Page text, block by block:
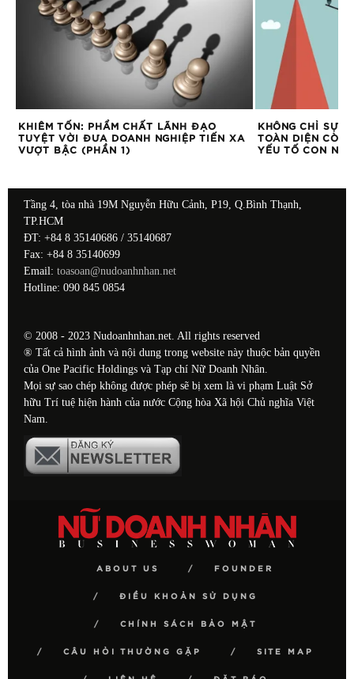
KHIÊM TỐN: PHẨM CHẤT LÃNH ĐẠO
TUYỆT VỜI ĐƯA DOANH NGHIỆP TIẾN XA
VƯỢT BẬC (PHẦN 1)
KHÔNG CHỈ SỰ
TOÀN DIỆN CÒN
YẾU TỐ CON
Tầng 4, tòa nhà 19M Nguyễn Hữu Cảnh, P19, Q.Bình Thạnh,
TP.HCM
ĐT: +84 8 35140686 / 35140687
Fax: +84 8 35140699
Email: toasoan@nudoanhnhan.net
Hotline: 090 845 0854
© 2008 - 2023 Nudoanhnhan.net. All rights reserved
® Tất cả hình ảnh và nội dung trong website này thuộc bản quyền
của One Pacific Holdings và Tạp chí Nữ Doanh Nhân.
Mọi sự sao chép không được phép sẽ bị xem là vi phạm Luật Sở
hữu Trí tuệ hiện hành của nước Cộng hòa Xã hội Chủ nghĩa Việt
Nam.
ABOUT US FOUNDER
ĐIỀU KHOẢN SỬ DỤNG
CHÍNH SÁCH BẢO MẬT
CÂU HỎI THƯỜNG GẶP SITE MAP